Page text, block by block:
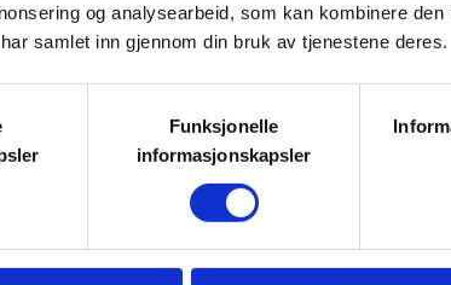
og analysearbeid, som kan kombinere
samlet inn gjennom din bruk av tjenestene deres.
Funksjonelle
informasjonskapsler
varer ca. en time.
drikkeflaske